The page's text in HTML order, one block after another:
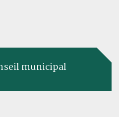
municipal